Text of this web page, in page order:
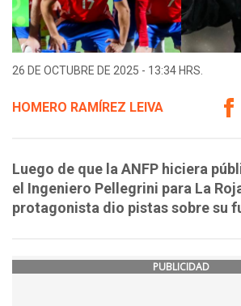
26 DE OCTUBRE DE 2025 - 13:34 HRS.
HOMERO RAMÍREZ LEIVA
Luego de que la ANFP hiciera
el Ingeniero Pellegrini para La
protagonista dio pistas sobre su
PUBLICIDAD